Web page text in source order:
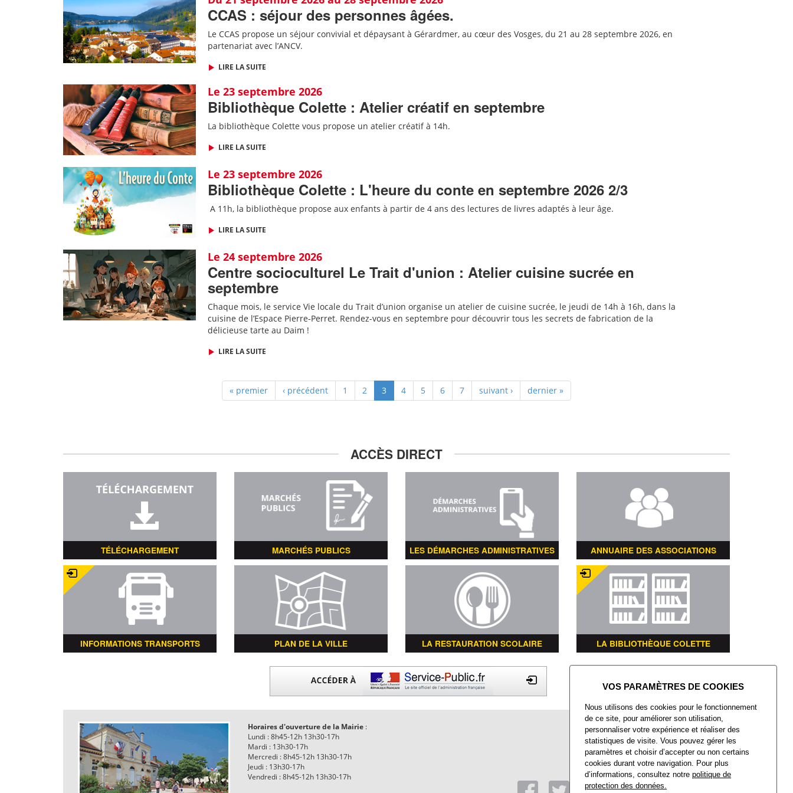
CCAS : séjour des personnes âgées.
Le CCAS propose un séjour convivial et dépaysant à Gérardmer, au cœur des Vosges, du 21 au 28 septembre 2026, en
partenariat avec l’ANCV.
LIRE LA SUITE
Le 23 septembre 2026
Bibliothèque Colette : Atelier créatif en septembre
La bibliothèque Colette vous propose un atelier créatif à 14h.
LIRE LA SUITE
Le 23 septembre 2026
Bibliothèque Colette : L'heure du conte en septembre 2026 2/3
A 11h, la bibliothèque propose aux enfants à partir de 4 ans des lectures de livres adaptés à leur âge.
LIRE LA SUITE
Le 24 septembre 2026
Centre socioculturel Le Trait d'union : Atelier cuisine sucrée en
septembre
Chaque mois, le service Vie locale du Trait d’union organise un atelier de cuisine sucrée, le jeudi de 14h à 16h, dans la
cuisine de l’Espace Pierre-Perret. Rendez-vous en septembre pour découvrir tous les secrets de fabrication de la
délicieuse tarte au Daim !
LIRE LA SUITE
« premier ‹ précédent 1 2 3 4 5 6 7 suivant › dernier »
ACCÈS DIRECT
TÉLÉCHARGEMENT MARCHÉS PUBLICS LES DÉMARCHES ADMINISTRATIVES ANNUAIRE DES ASSOCIATIONS
INFORMATIONS TRANSPORTS PLAN DE LA VILLE LA RESTAURATION SCOLAIRE LA BIBLIOTHÈQUE COLETTE
Horaires d'ouverture de la Mairie:
Lundi : 8h45-12h 13h30-17h
Mardi : 13h30-17h
Mercredi : 8h45-12h 13h30-17h
Jeudi : 13h30-17h
Vendredi : 8h45-12h 13h30-17h
Mairie de Villers-Saint-Paul
Place François Mitterrand
Villers-Saint-Paul
60872 Rieux CEDEX
Tél : 03 44 74 48 40
Fax : 03 44 74 48 41
Nous utilisons des cookies pour le fonctionnement
de ce site, pour améliorer son utilisation,
personnaliser votre expérience et réaliser des
statistiques de visite. Vous pouvez gérer les
paramètres et choisir d’accepter ou non certains
cookies durant votre navigation. Pour plus
d’informations, consultez notrepolitique de
protection des données.